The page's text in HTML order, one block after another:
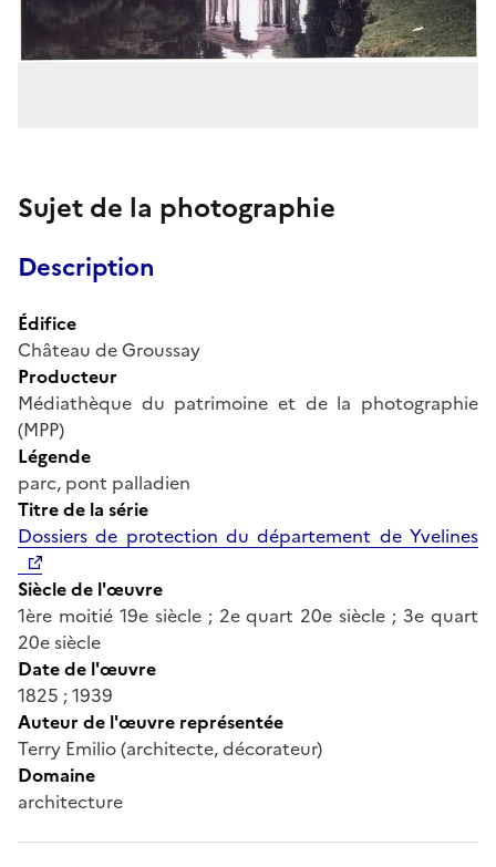
Sujet de la photographie
Description
Édifice
Château de Groussay
Producteur
Médiathèque du patrimoine et de la photographie
(MPP)
Légende
parc, pont palladien
Titre de la série
Dossiers de protection du département de Yvelines
Siècle de l'œuvre
1ère moitié 19e siècle ; 2e quart 20e siècle ; 3e quart
20e siècle
Date de l'œuvre
1825 ; 1939
Auteur de l'œuvre représentée
Terry Emilio (architecte, décorateur)
Domaine
architecture